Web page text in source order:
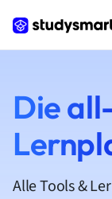
Die
Alle Tools &